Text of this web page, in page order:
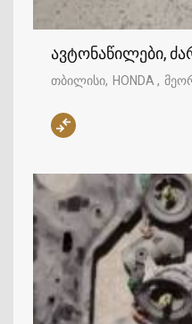
ავტონაწილები,
თბილისი HONDA